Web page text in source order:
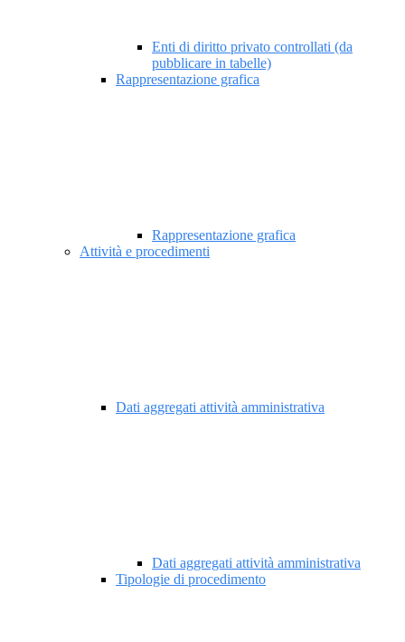
Enti di diritto privato controllati (da
pubblicare in tabelle)
Rappresentazione grafica
Rappresentazione grafica
Attività e procedimenti
Dati aggregati attività amministrativa
Dati aggregati attività amministrativa
Tipologie di procedimento